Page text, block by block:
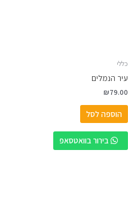
כללי
עיר הנמלים
₪79.00
הוספה לסל
בירור בוואטסאפ